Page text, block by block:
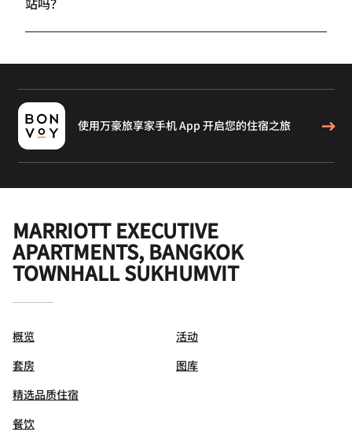
使用万豪旅享家手机 App 开启您的住宿之旅
MARRIOTT EXECUTIVE
APARTMENTS, BANGKOK
TOWNHALL SUKHUMVIT
概览
套房
精选品质住宿
餐饮
活动
图库